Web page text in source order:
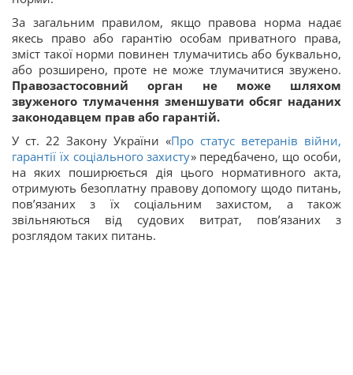
За загальним правилом, якщо правова норма надає
якесь право або гарантію особам приватного права,
зміст такої норми повинен тлумачитись або буквально,
або розширено, проте не може тлумачитися звужено.
Правозастосовний орган не може шляхом
звуженого тлумачення зменшувати обсяг наданих
законодавцем прав або гарантій.
У ст. 22 Закону України «Про статус ветеранів війни,
гарантії їх соціального захисту» передбачено, що особи,
на яких поширюється дія цього нормативного акта,
отримують безоплатну правову допомогу щодо питань,
пов’язаних з їх соціальним захистом, а також
звільняються від судових витрат, пов’язаних з
розглядом таких питань.